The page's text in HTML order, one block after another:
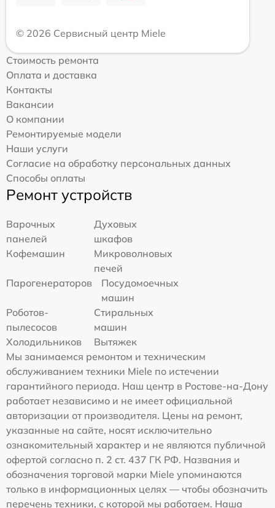
© 2026 Сервисный центр Miele
Стоимость ремонта
Оплата и доставка
Контакты
Вакансии
О компании
Ремонтируемые модели
Наши услуги
Согласие на обработку персональных данных
Способы оплаты
Ремонт устройств
Варочных
панелей
Духовых
шкафов
Кофемашин
Микроволновых
печей
Парогенераторов
Посудомоечных
машин
Роботов-
пылесосов
Стиральных
машин
Холодильников
Вытяжек
Мы занимаемся ремонтом и техническим
обслуживанием техники Miele по истечении
гарантийного периода. Наш центр в Ростове-на-Дону
работает независимо и не имеет официальной
авторизации от производителя. Цены на ремонт,
указанные на сайте, носят исключительно
ознакомительный характер и не являются публичной
офертой согласно п. 2 ст. 437 ГК РФ. Названия и
обозначения торговой марки Miele упоминаются
только в информационных целях — чтобы обозначить
перечень техники, с которой мы работаем. Наша